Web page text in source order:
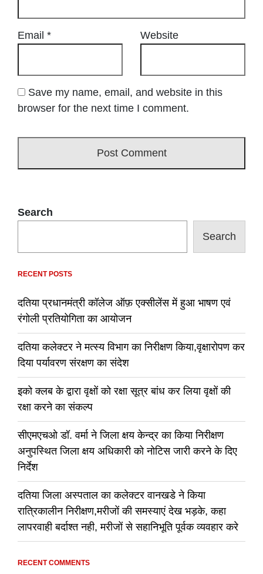
Email * Website
Save my name, email, and website in this
browser for the next time I comment.
Search
Search
RECENT POSTS
दतिया प्रधानमंत्री कॉलेज ऑफ़ एक्सीलेंस में हुआ भाषण एवं
रंगोली प्रतियोगिता का आयोजन
दतिया कलेक्टर ने मत्स्य विभाग का निरीक्षण किया,वृक्षारोपण कर
दिया पर्यावरण संरक्षण का संदेश
इको क्लब के द्वारा वृक्षों को रक्षा सूत्र बांध कर लिया वृक्षों की
रक्षा करने का संकल्प
सीएमएचओ डॉ. वर्मा ने जिला क्षय केन्द्र का किया निरीक्षण
अनुपस्थित जिला क्षय अधिकारी को नोटिस जारी करने के दिए
निर्देश
दतिया जिला अस्पताल का कलेक्टर वानखडे ने किया
रात्रिकालीन निरीक्षण,मरीजों की समस्याएं देख भड़के, कहा
लापरवाही बर्दाश्त नही, मरीजों से सहानिभूति पूर्वक व्यवहार करे
RECENT COMMENTS